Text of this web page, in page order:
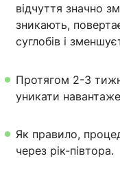
відчуття значно
зникають,
суглобів і
Протягом 2-3
уникати
Як правило,
через рік-півтора.